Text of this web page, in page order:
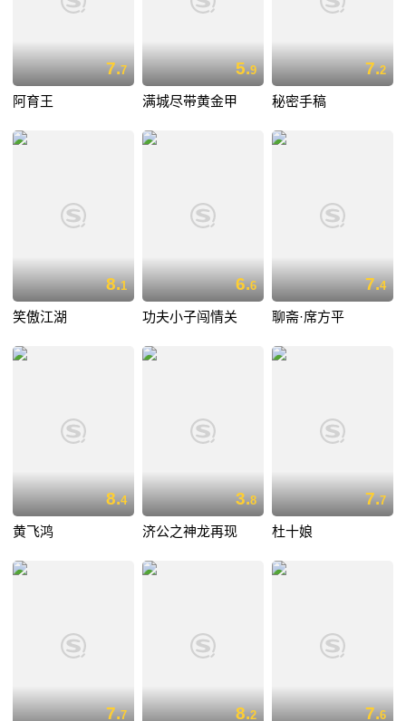
7.7
阿育王
5.9
满城尽带黄金甲
7.2
秘密手稿
8.1
笑傲江湖
6.6
功夫小子闯情关
7.4
聊斋·席方平
8.4
黄飞鸿
3.8
济公之神龙再现
7.7
杜十娘
7.7 8.2 7.6